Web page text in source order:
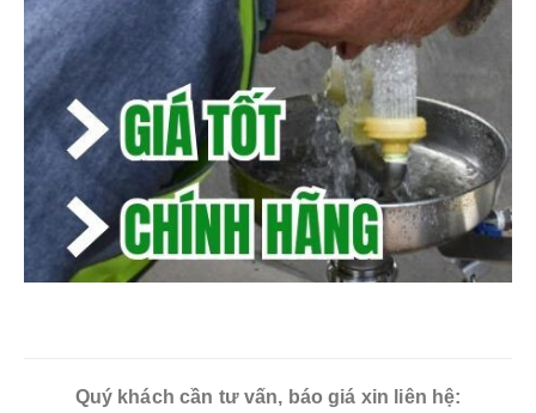
Quý khách cần tư vấn, báo giá xin liên hệ: